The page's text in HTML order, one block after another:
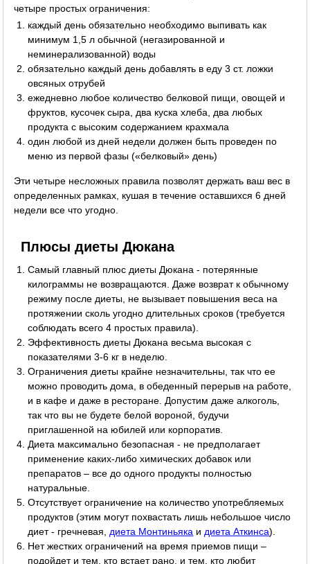
четыре простых ограничения:
каждый день обязательно необходимо выпивать как
минимум 1,5 л обычной (негазированной и
неминерализованной) воды
обязательно каждый день добавлять в еду 3 ст. ложки
овсяных отрубей
ежедневно любое количество белковой пищи, овощей и
фруктов, кусочек сыра, два куска хлеба, два любых
продукта с высоким содержанием крахмала
один любой из дней недели должен быть проведен по
меню из первой фазы («белковый» день)
Эти четыре несложных правила позволят держать ваш вес в
определенных рамках, кушая в течение оставшихся 6 дней
недели все что угодно.
Плюсы диеты Дюкана
Самый главный плюс диеты Дюкана - потерянные
килограммы не возвращаются. Даже возврат к обычному
режиму после диеты, не вызывает повышения веса на
протяжении сколь угодно длительных сроков (требуется
соблюдать всего 4 простых правила).
Эффективность диеты Дюкана весьма высокая с
показателями 3-6 кг в неделю.
Ограничения диеты крайне незначительны, так что ее
можно проводить дома, в обеденный перерыв на работе,
и в кафе и даже в ресторане. Допустим даже алкоголь,
так что вы не будете белой вороной, будучи
приглашенной на юбилей или корпоратив.
Диета максимально безопасная - не предполагает
применение каких-либо химических добавок или
препаратов – все до одного продукты полностью
натуральные.
Отсутствует ограничение на количество употребляемых
продуктов (этим могут похвастать лишь небольшое число
диет - гречневая, диета Монтиньяка и диета Аткинса).
Нет жестких ограничений на время приемов пищи –
подойдет и тем, кто встает рано, и тем, кто любит